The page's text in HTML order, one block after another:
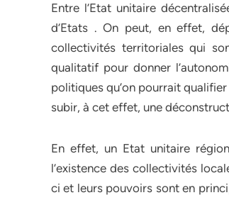
Entre l’Etat unitaire
d’Etats . On peut, en effet,
collectivités territoriales qui
qualitatif pour donner
politiques qu’on pourrait
subir, à cet effet, une
En effet, un Etat unitaire
l’existence des collectivités
ci et leurs pouvoirs sont en